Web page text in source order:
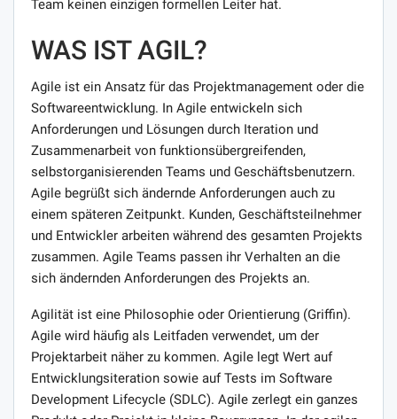
Team keinen einzigen formellen Leiter hat.
WAS IST AGIL?
Agile ist ein Ansatz für das Projektmanagement oder die
Softwareentwicklung. In Agile entwickeln sich
Anforderungen und Lösungen durch Iteration und
Zusammenarbeit von funktionsübergreifenden,
selbstorganisierenden Teams und Geschäftsbenutzern.
Agile begrüßt sich ändernde Anforderungen auch zu
einem späteren Zeitpunkt. Kunden, Geschäftsteilnehmer
und Entwickler arbeiten während des gesamten Projekts
zusammen. Agile Teams passen ihr Verhalten an die
sich ändernden Anforderungen des Projekts an.
Agilität ist eine Philosophie oder Orientierung (Griffin).
Agile wird häufig als Leitfaden verwendet, um der
Projektarbeit näher zu kommen. Agile legt Wert auf
Entwicklungsiteration sowie auf Tests im Software
Development Lifecycle (SDLC). Agile zerlegt ein ganzes